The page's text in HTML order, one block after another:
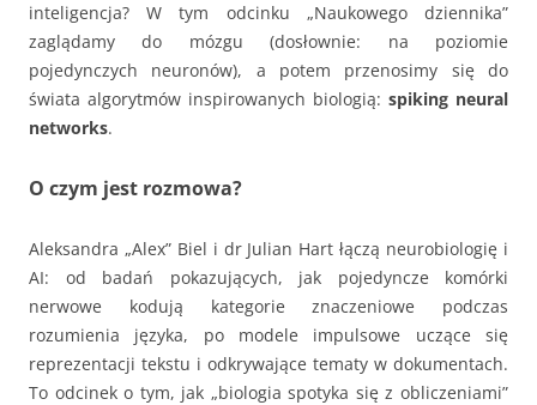
inteligencja? W tym odcinku „Naukowego dziennika”
zaglądamy do mózgu (dosłownie: na poziomie
pojedynczych neuronów), a potem przenosimy się do
świata algorytmów inspirowanych biologią: spiking neural
networks.
O czym jest rozmowa?
Aleksandra „Alex” Biel i dr Julian Hart łączą neurobiologię i
AI: od badań pokazujących, jak pojedyncze komórki
nerwowe kodują kategorie znaczeniowe podczas
rozumienia języka, po modele impulsowe uczące się
reprezentacji tekstu i odkrywające tematy w dokumentach.
To odcinek o tym, jak „biologia spotyka się z obliczeniami”